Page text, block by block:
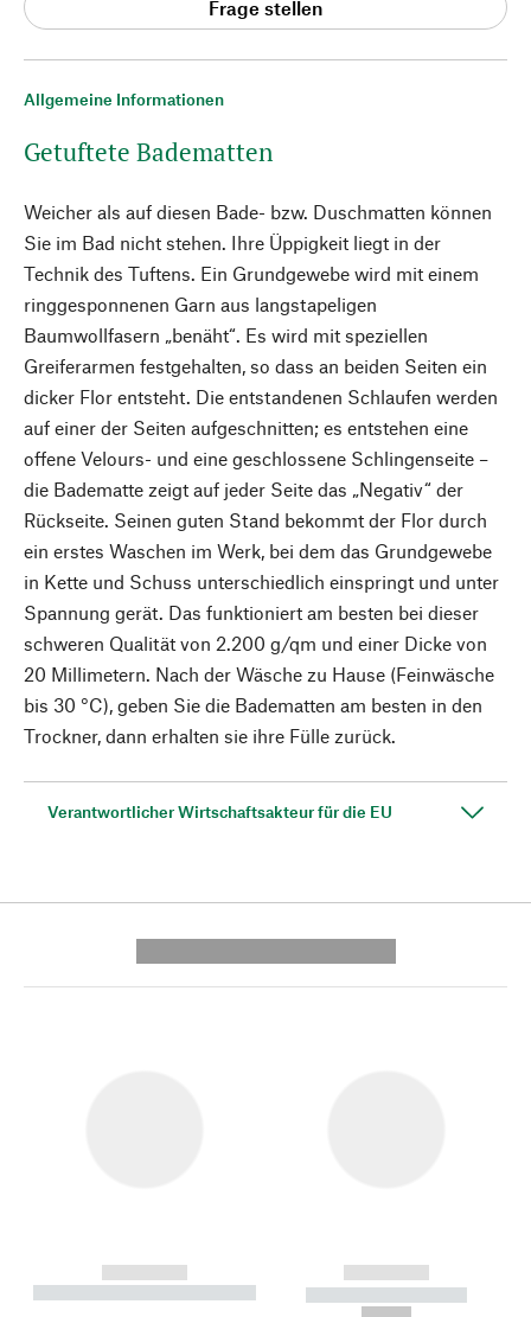
Allgemeine Informationen
Getuftete Badematten
Weicher als auf diesen Bade- bzw. Duschmatten können
Sie im Bad nicht stehen. Ihre Üppigkeit liegt in der
Technik des Tuftens. Ein Grundgewebe wird mit einem
ringgesponnenen Garn aus langstapeligen
Baumwollfasern „benäht“. Es wird mit speziellen
Greiferarmen festgehalten, so dass an beiden Seiten ein
dicker Flor entsteht. Die entstandenen Schlaufen werden
auf einer der Seiten aufgeschnitten; es entstehen eine
offene Velours- und eine geschlossene Schlingenseite –
die Badematte zeigt auf jeder Seite das „Negativ“ der
Rückseite. Seinen guten Stand bekommt der Flor durch
ein erstes Waschen im Werk, bei dem das Grundgewebe
in Kette und Schuss unterschiedlich einspringt und unter
Spannung gerät. Das funktioniert am besten bei dieser
schweren Qualität von 2.200 g/qm und einer Dicke von
20 Millimetern. Nach der Wäsche zu Hause (Feinwäsche
bis 30 °C), geben Sie die Badematten am besten in den
Trockner, dann erhalten sie ihre Fülle zurück.
Verantwortlicher Wirtschaftsakteur für die EU
Frage stellen
------------
----------- ----------- --------
------------
----------- -----------